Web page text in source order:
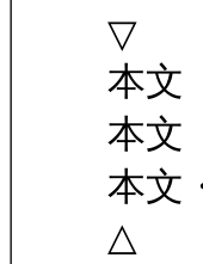
▽
本文
本文
本文
△